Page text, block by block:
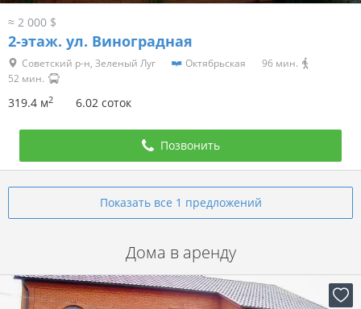
≈ 2 000 $
2-этаж. ул. Виноградная
Советский р-н, Зеленый Луг Октябрьская
96 мин.
52 мин.
319.4 м2 6.02 соток
Позвонить
Показать все 1 предложений
Дома в аренду